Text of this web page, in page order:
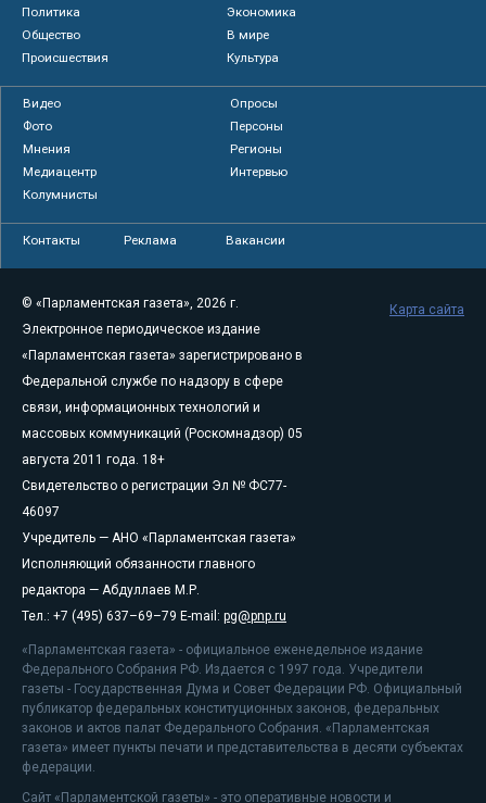
Политика
Экономика
Общество
В мире
Происшествия
Культура
Видео
Опросы
Фото
Персоны
Мнения
Регионы
Медиацентр
Интервью
Колумнисты
Контакты Реклама Вакансии
© «Парламентская газета», 2026 г.
Электронное периодическое издание
«Парламентская газета» зарегистрировано в
Федеральной службе по надзору в сфере
связи, информационных технологий и
массовых коммуникаций (Роскомнадзор) 05
августа 2011 года. 18+
Свидетельство о регистрации Эл № ФС77-
46097
Учредитель — АНО «Парламентская газета»
Исполняющий обязанности главного
редактора — Абдуллаев М.Р.
Тел.: +7 (495) 637–69–79 E-mail: pg@pnp.ru
«Парламентская газета» - официальное еженедельное издание
Федерального Собрания РФ. Издается с 1997 года. Учредители
газеты - Государственная Дума и Совет Федерации РФ. Официальный
публикатор федеральных конституционных законов, федеральных
законов и актов палат Федерального Собрания. «Парламентская
газета» имеет пункты печати и представительства в десяти субъектах
федерации.
Сайт «Парламентской газеты» - это оперативные новости и
Карта сайта